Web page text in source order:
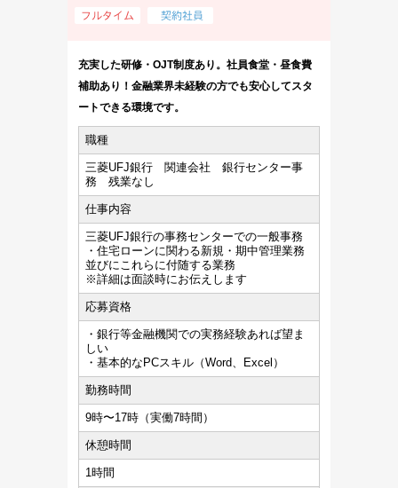
充実した研修・OJT制度あり。社員食堂・昼食費
補助あり！金融業界未経験の方でも安心してスタ
ートできる環境です。
職種
三菱UFJ銀行 関連会社 銀行センター事
務 残業なし
仕事内容
三菱UFJ銀行の事務センターでの一般事務
・住宅ローンに関わる新規・期中管理業務
並びにこれらに付随する業務
※詳細は面談時にお伝えします
応募資格
・銀行等金融機関での実務経験あれば望ま
しい
・基本的なPCスキル（Word、Excel）
勤務時間
9時〜17時（実働7時間）
休憩時間
1時間